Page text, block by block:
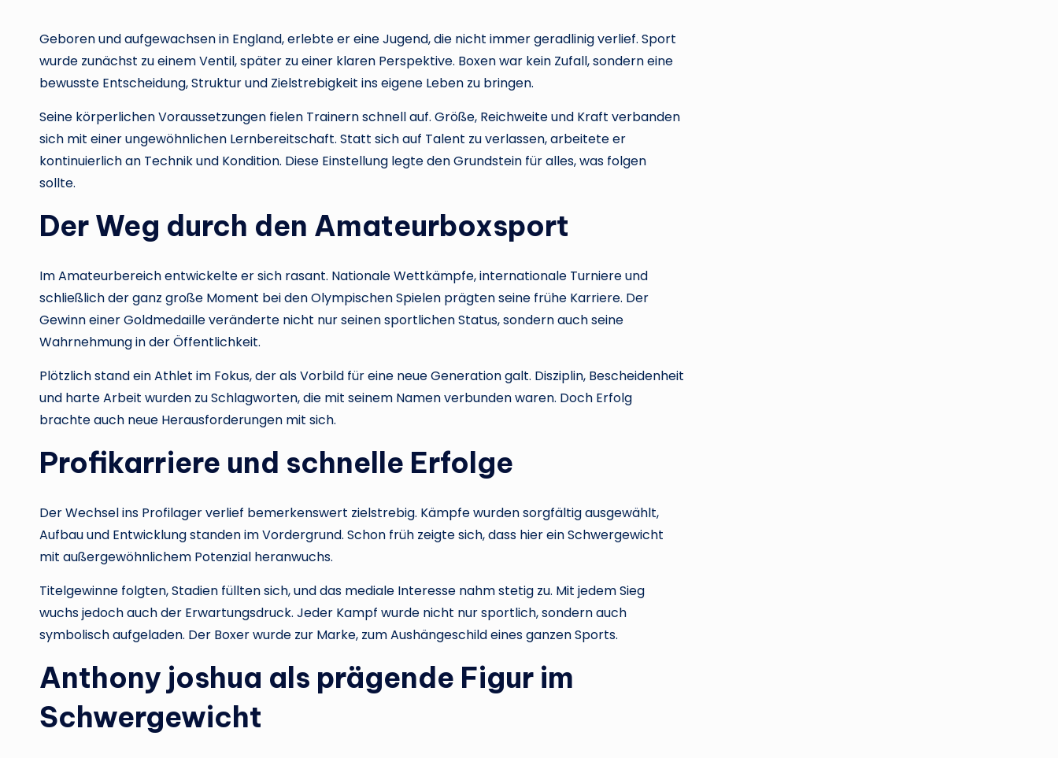
Geboren und aufgewachsen in England, erlebte er eine Jugend, die nicht immer geradlinig verlief. Sport
wurde zunächst zu einem Ventil, später zu einer klaren Perspektive. Boxen war kein Zufall, sondern eine
bewusste Entscheidung, Struktur und Zielstrebigkeit ins eigene Leben zu bringen.
Seine körperlichen Voraussetzungen fielen Trainern schnell auf. Größe, Reichweite und Kraft verbanden
sich mit einer ungewöhnlichen Lernbereitschaft. Statt sich auf Talent zu verlassen, arbeitete er
kontinuierlich an Technik und Kondition. Diese Einstellung legte den Grundstein für alles, was folgen
sollte.
Der Weg durch den Amateurboxsport
Im Amateurbereich entwickelte er sich rasant. Nationale Wettkämpfe, internationale Turniere und
schließlich der ganz große Moment bei den Olympischen Spielen prägten seine frühe Karriere. Der
Gewinn einer Goldmedaille veränderte nicht nur seinen sportlichen Status, sondern auch seine
Wahrnehmung in der Öffentlichkeit.
Plötzlich stand ein Athlet im Fokus, der als Vorbild für eine neue Generation galt. Disziplin, Bescheidenheit
und harte Arbeit wurden zu Schlagworten, die mit seinem Namen verbunden waren. Doch Erfolg
brachte auch neue Herausforderungen mit sich.
Profikarriere und schnelle Erfolge
Der Wechsel ins Profilager verlief bemerkenswert zielstrebig. Kämpfe wurden sorgfältig ausgewählt,
Aufbau und Entwicklung standen im Vordergrund. Schon früh zeigte sich, dass hier ein Schwergewicht
mit außergewöhnlichem Potenzial heranwuchs.
Titelgewinne folgten, Stadien füllten sich, und das mediale Interesse nahm stetig zu. Mit jedem Sieg
wuchs jedoch auch der Erwartungsdruck. Jeder Kampf wurde nicht nur sportlich, sondern auch
symbolisch aufgeladen. Der Boxer wurde zur Marke, zum Aushängeschild eines ganzen Sports.
Anthony joshua als prägende Figur im
Schwergewicht